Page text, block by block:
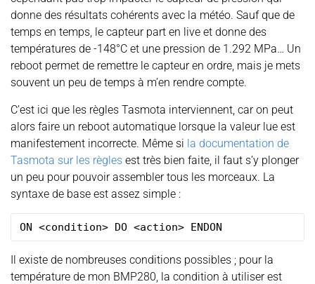
donne des résultats cohérents avec la météo. Sauf que de
temps en temps, le capteur part en live et donne des
températures de -148°C et une pression de 1.292 MPa… Un
reboot permet de remettre le capteur en ordre, mais je mets
souvent un peu de temps à m’en rendre compte.
C’est ici que les règles Tasmota interviennent, car on peut
alors faire un reboot automatique lorsque la valeur lue est
manifestement incorrecte. Même si la documentation de
Tasmota sur les règles est très bien faite, il faut s’y plonger
un peu pour pouvoir assembler tous les morceaux. La
syntaxe de base est assez simple :
Il existe de nombreuses conditions possibles ; pour la
température de mon BMP280, la condition à utiliser est